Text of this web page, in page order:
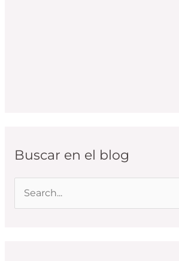
Buscar en el blog